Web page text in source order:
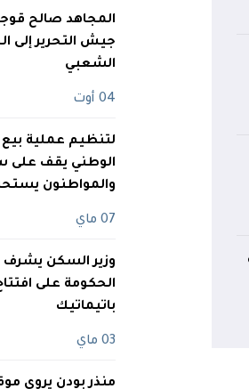
المجاهد صالح
جيش التحرير إلى
الشعبي
04 أوت
لتنظيم عملية بيع
الوطني يقف على
والمواطنون
07 ماي
وزير السكن
باتيماتيك
03 ماي
منذر بودن يروي